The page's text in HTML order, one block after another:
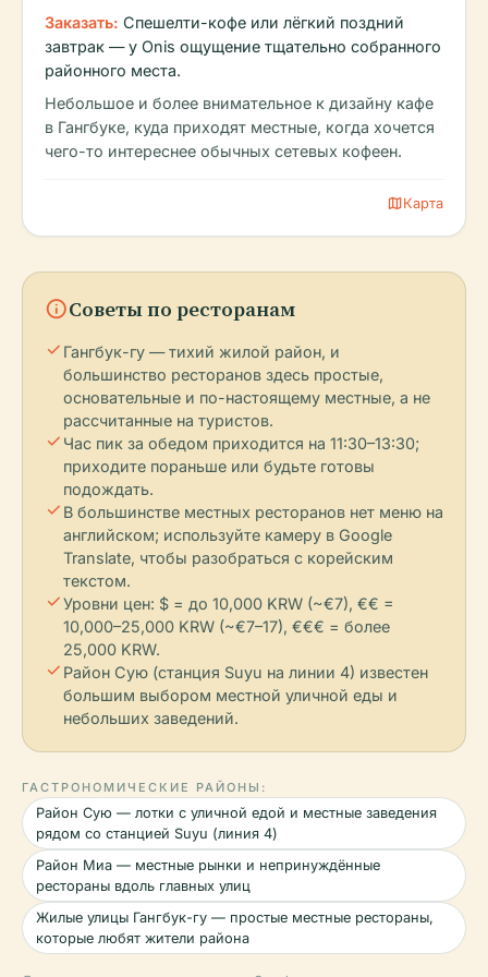
Заказать: Спешелти-кофе или лёгкий поздний
завтрак — у Onis ощущение тщательно собранного
районного места.
Небольшое и более внимательное к дизайну кафе
в Гангбуке, куда приходят местные, когда хочется
чего-то интереснее обычных сетевых кофеен.
mapКарта
infoСоветы по ресторанам
check Гангбук-гу — тихий жилой район, и
большинство ресторанов здесь простые,
основательные и по-настоящему местные, а не
рассчитанные на туристов.
check Час пик за обедом приходится на 11:30–13:30;
приходите пораньше или будьте готовы
подождать.
check В большинстве местных ресторанов нет меню на
английском; используйте камеру в Google
Translate, чтобы разобраться с корейским
текстом.
checkУровни цен: $ = до 10,000 KRW (~€7), €€ =
10,000–25,000 KRW (~€7–17), €€€ = более
25,000 KRW.
check Район Сую (станция Suyu на линии 4) известен
большим выбором местной уличной еды и
небольших заведений.
ГАСТРОНОМИЧЕСКИЕ РАЙОНЫ:
Район Сую — лотки с уличной едой и местные заведения
рядом со станцией Suyu (линия 4)
Район Миа — местные рынки и непринуждённые
рестораны вдоль главных улиц
Жилые улицы Гангбук-гу — простые местные рестораны,
которые любят жители района